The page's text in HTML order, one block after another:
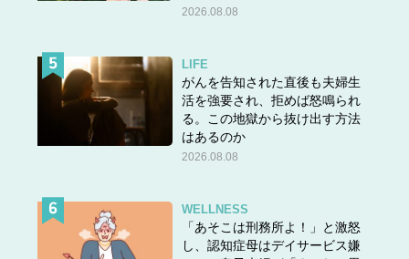
2026.08.08
LIFE
がんを告知された直後も夫婦生
活を強要され、拒めば怒鳴られ
る。この地獄から抜け出す方法
はあるのか
2026.08.08
WELLNESS
「あそこは刑務所よ！」と激怒
し、認知症母はデイサービス嫌